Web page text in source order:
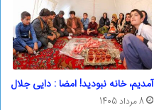
آمدیم، خانه نبودید! امضا : دایی جلال
8 مرداد 1405